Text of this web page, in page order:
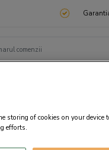
storing of cookies on your
efforts.